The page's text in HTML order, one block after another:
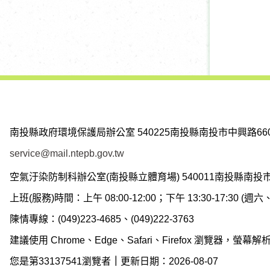
南投縣政府環境保護局辦公室 540225南投縣南投市中興路
service@mail.ntepb.gov.tw
空氣汙染防制科辦公室(南投縣立體育場) 540011南投縣南投
上班(服務)時間：上午 08:00-12:00；下午 13:30-17:30 (週六
陳情專線：(049)223-4685、(049)222-3763
建議使用 Chrome、Edge、Safari、Firefox 瀏覽器，螢幕解
您是第33137541瀏覽者 更新日期：2026-08-07